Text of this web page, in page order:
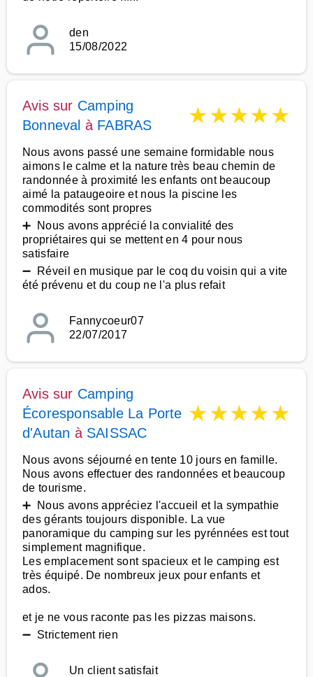
den
15/08/2022
Avis sur Camping
Bonneval à FABRAS ★★★★★
Nous avons passé une semaine formidable nous
aimons le calme et la nature très beau chemin de
randonnée à proximité les enfants ont beaucoup
aimé la pataugeoire et nous la piscine les
commodités sont propres
➕ Nous avons apprécié la convialité des
propriétaires qui se mettent en 4 pour nous
satisfaire
➖ Réveil en musique par le coq du voisin qui a vite
été prévenu et du coup ne l'a plus refait
Fannycoeur07
22/07/2017
Avis sur Camping
Écoresponsable La Porte
d'Autan à SAISSAC
★★★★★
Nous avons séjourné en tente 10 jours en famille.
Nous avons effectuer des randonnées et beaucoup
de tourisme.
➕ Nous avons appréciez l'accueil et la sympathie
des gérants toujours disponible. La vue
panoramique du camping sur les pyrénnées est tout
simplement magnifique.
Les emplacement sont spacieux et le camping est
très équipé. De nombreux jeux pour enfants et
ados.
et je ne vous raconte pas les pizzas maisons.
➖ Strictement rien
Un client satisfait